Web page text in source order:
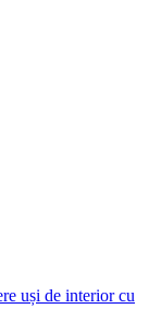
uși de interior cu